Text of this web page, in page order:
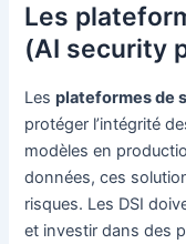
Les
(AI security
Lesplateformes de
protéger l’intégrité
modèles en
données, ces
risques. Les DSI
et investir dans des